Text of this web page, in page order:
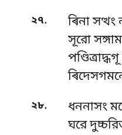
২৭.
ৰিনা সত্থং
সূরো
২৮.
ধননাসং
ঘরে